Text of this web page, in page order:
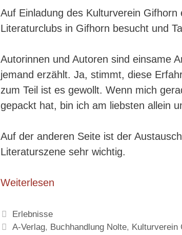
Auf Einladung des Kulturverein
Literaturclubs in Gifhorn besucht und
Autorinnen und Autoren sind einsame
jemand erzählt. Ja, stimmt, diese
zum Teil ist es gewollt. Wenn mich
gepackt hat, bin ich am liebsten allein
Auf der anderen Seite ist der
Literaturszene sehr wichtig.
Weiterlesen
Kategorien
Erlebnisse
Schlagwörter
A-Verlag, Buchhandlung Nolte, Kulturverein